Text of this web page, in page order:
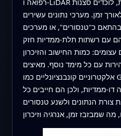
רפואה ו‑LiDAR לנהיגה אוטונומית, לוכדים סצנות
זמן. מערכי נתונים עשירים
כ"טנסורים", או מערכים
עם רשתות תלת‑ממדיות חזק
כמות החישוב והזיכרון
עם כל מימד נוסף. מאיצים
אלקטרוניים קונבנציונליים כמו GPU ו‑TPU בנויים בעיקר
ולכן הם חייבים כל
צורת הנתונים ולשנע טנסורים